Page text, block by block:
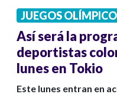
JUEGOS
Así será la
deportistas
lunes en Tokio
Este lunes entran en